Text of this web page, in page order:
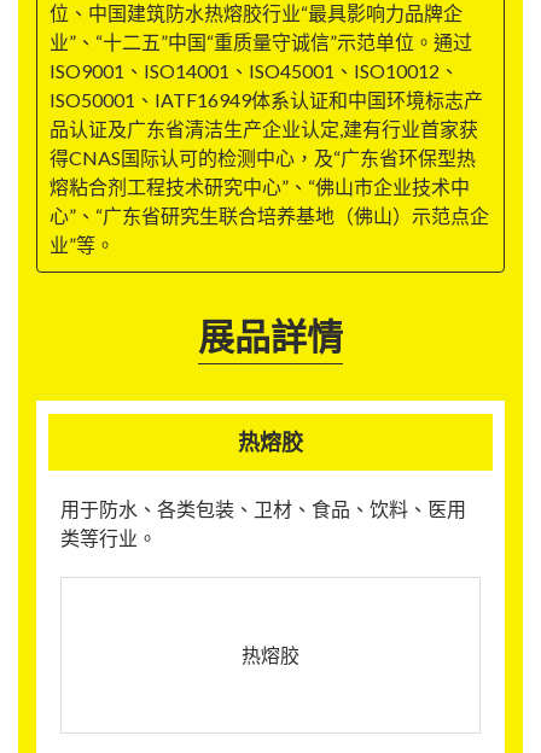
位、中国建筑防水热熔胶行业“最具影响力品牌企
业”、“十二五”中国“重质量守诚信”示范单位。通过
ISO9001、ISO14001、ISO45001、ISO10012、
ISO50001、IATF16949体系认证和中国环境标志产
品认证及广东省清洁生产企业认定,建有行业首家获
得CNAS国际认可的检测中心，及“广东省环保型热
熔粘合剂工程技术研究中心”、“佛山市企业技术中
心”、“广东省研究生联合培养基地（佛山）示范点企
业”等。
展品詳情
热熔胶
用于防水、各类包装、卫材、食品、饮料、医用
类等行业。
热熔胶